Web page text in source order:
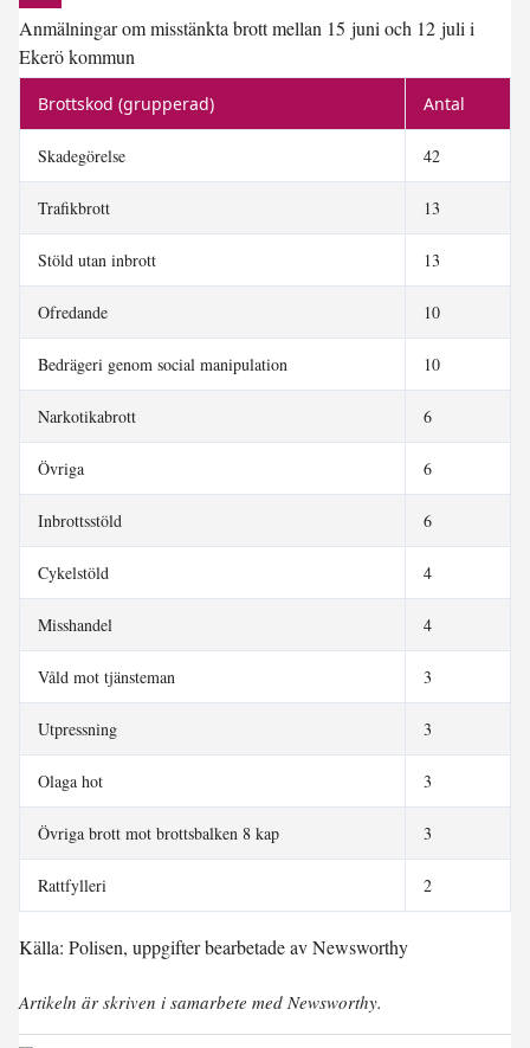
Anmälningar om misstänkta brott mellan 15 juni och 12 juli i
Ekerö kommun
Brottskod (grupperad) Antal
Skadegörelse 42
Trafikbrott 13
Stöld utan inbrott 13
Ofredande 10
Bedrägeri genom social manipulation 10
Narkotikabrott 6
Övriga 6
Inbrottsstöld 6
Cykelstöld 4
Misshandel 4
Våld mot tjänsteman 3
Utpressning 3
Olaga hot 3
Övriga brott mot brottsbalken 8 kap 3
Rattfylleri 2
Källa: Polisen, uppgifter bearbetade av Newsworthy
Artikeln är skriven i samarbete med Newsworthy.